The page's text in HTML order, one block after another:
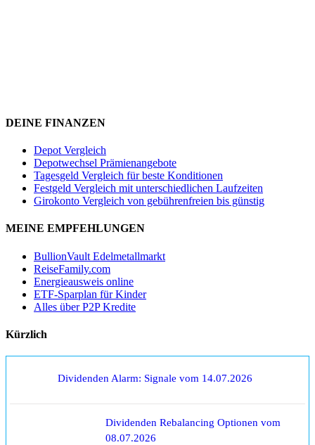
DEINE FINANZEN
Depot Vergleich
Depotwechsel Prämienangebote
Tagesgeld Vergleich für beste Konditionen
Festgeld Vergleich mit unterschiedlichen Laufzeiten
Girokonto Vergleich von gebührenfreien bis günstig
MEINE EMPFEHLUNGEN
BullionVault Edelmetallmarkt
ReiseFamily.com
Energieausweis online
ETF-Sparplan für Kinder
Alles über P2P Kredite
Kürzlich
Dividenden Alarm: Signale vom 14.07.2026
Dividenden Rebalancing Optionen vom
08.07.2026